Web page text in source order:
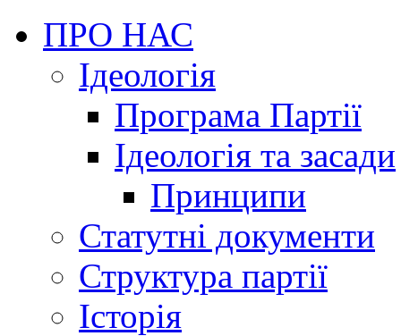
ПРО НАС
Ідеологія
Програма Партії
Ідеологія та засади
Принципи
Статутні документи
Структура партії
Історія